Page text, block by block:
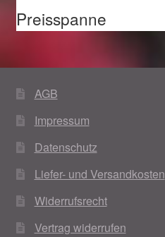
Preisspanne
AGB
Impressum
Datenschutz
Liefer- und Versandkosten
Widerrufsrecht
Vertrag widerrufen